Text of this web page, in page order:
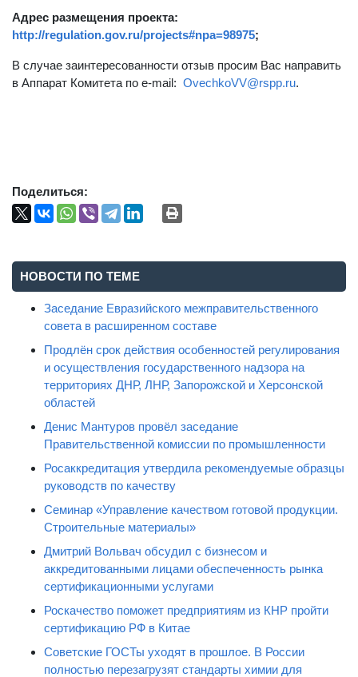
Адрес размещения проекта:
http://regulation.gov.ru/projects#npa=98975;
В случае заинтересованности отзыв просим Вас направить
в Аппарат Комитета по e-mail: OvechkoVV@rspp.ru.
Поделиться:
НОВОСТИ ПО ТЕМЕ
Заседание Евразийского межправительственного
совета в расширенном составе
Продлён срок действия особенностей регулирования
и осуществления государственного надзора на
территориях ДНР, ЛНР, Запорожской и Херсонской
областей
Денис Мантуров провёл заседание
Правительственной комиссии по промышленности
Росаккредитация утвердила рекомендуемые образцы
руководств по качеству
Семинар «Управление качеством готовой продукции.
Строительные материалы»
Дмитрий Вольвач обсудил с бизнесом и
аккредитованными лицами обеспеченность рынка
сертификационными услугами
Роскачество поможет предприятиям из КНР пройти
сертификацию РФ в Китае
Советские ГОСТы уходят в прошлое. В России
полностью перезагрузят стандарты химии для